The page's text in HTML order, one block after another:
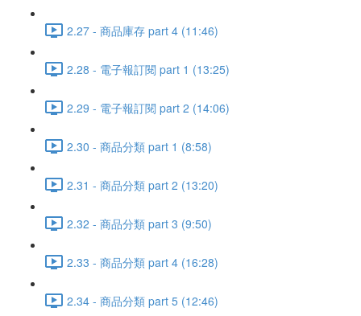
2.27 - 商品庫存 part 4 (11:46)
2.28 - 電子報訂閱 part 1 (13:25)
2.29 - 電子報訂閱 part 2 (14:06)
2.30 - 商品分類 part 1 (8:58)
2.31 - 商品分類 part 2 (13:20)
2.32 - 商品分類 part 3 (9:50)
2.33 - 商品分類 part 4 (16:28)
2.34 - 商品分類 part 5 (12:46)